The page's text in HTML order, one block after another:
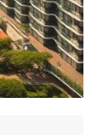
않으니 , 가
니다. 선순위